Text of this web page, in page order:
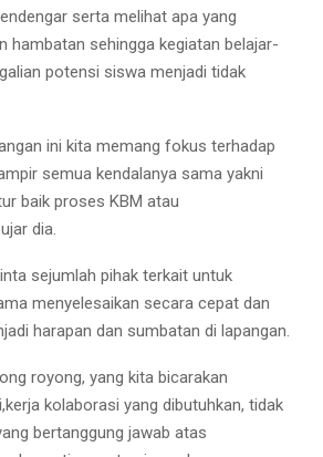
serta melihat apa yang
hambatan sehingga kegiatan belajar-
potensi siswa menjadi tidak
ini kita memang fokus terhadap
semua kendalanya sama yakni
baik proses KBM atau
dia.
sejumlah pihak terkait untuk
menyelesaikan secara cepat dan
harapan dan sumbatan di lapangan.
royong, yang kita bicarakan
kolaborasi yang dibutuhkan, tidak
bertanggung jawab atas